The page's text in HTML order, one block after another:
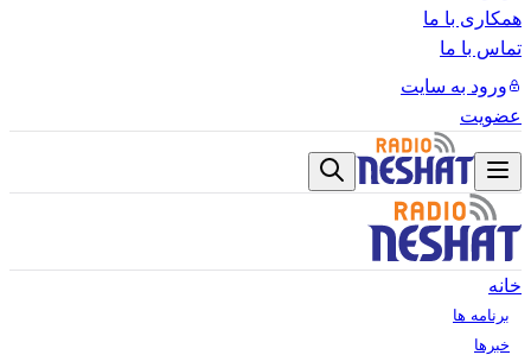
همکاری با ما
تماس با ما
ورود به سایت
عضویت
خانه
برنامه ها
خبرها